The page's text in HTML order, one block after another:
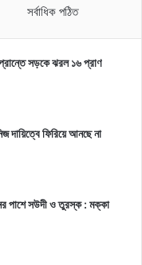
সর্বাধিক পঠিত
সড়কে ঝরল ১৬ প্রাণ
দায়িত্বে ফিরিয়ে আনছে না
পাশে সউদী ও তুরস্ক : মক্কা